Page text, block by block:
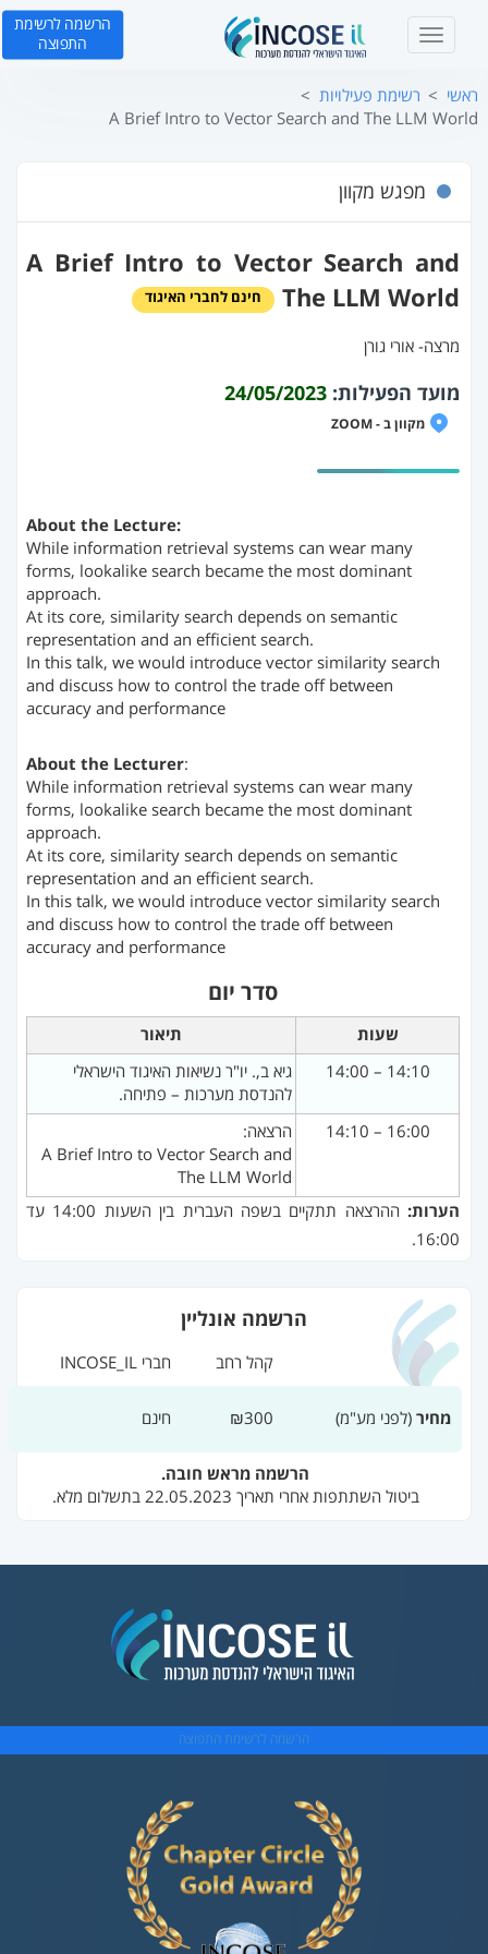
T
o
a
v
g
a
t
o
הרשמה לרשימת
התפוצה
ראשי
רשימת פעילויות
A Brief Intro to Vector Search and The LLM World
מפגש מקוון
A Brief Intro to Vector Search and
The LLM World
חינם לחברי האיגוד
מרצה‐ אורי גורן
מועד הפעילות:
מקוון ב - ZOOM
About the Lecture:
While information retrieval systems can wear many
forms, lookalike search became the most dominant
approach.
At its core, similarity search depends on semantic
representation and an efficient search.
In this talk, we would introduce vector similarity search
and discuss how to control the trade off between
accuracy and performance
About the Lecturer:
While information retrieval systems can wear many
forms, lookalike search became the most dominant
approach.
At its core, similarity search depends on semantic
representation and an efficient search.
In this talk, we would introduce vector similarity search
and discuss how to control the trade off between
accuracy and performance
סדר יום
שעות תיאור
14:00 – 14:10
גיא ב,. יו"ר נשיאות האיגוד הישראלי
להנדסת מערכות – פתיחה.
14:10 – 16:00
הרצאה:
A Brief Intro to Vector Search and
The LLM World
הערות:
ההרצאה תתקיים בשפה העברית בין השעות 14:00 עד
16:00.
הרשמה אונליין
קהל רחב חברי INCOSE_IL
מחיר (לפני מע"מ) ₪300 חינם
הרשמה מראש חובה.
ביטול השתתפות אחרי תאריך 22.05.2023 בתשלום מלא.
הרשמה לרשימת התפוצה